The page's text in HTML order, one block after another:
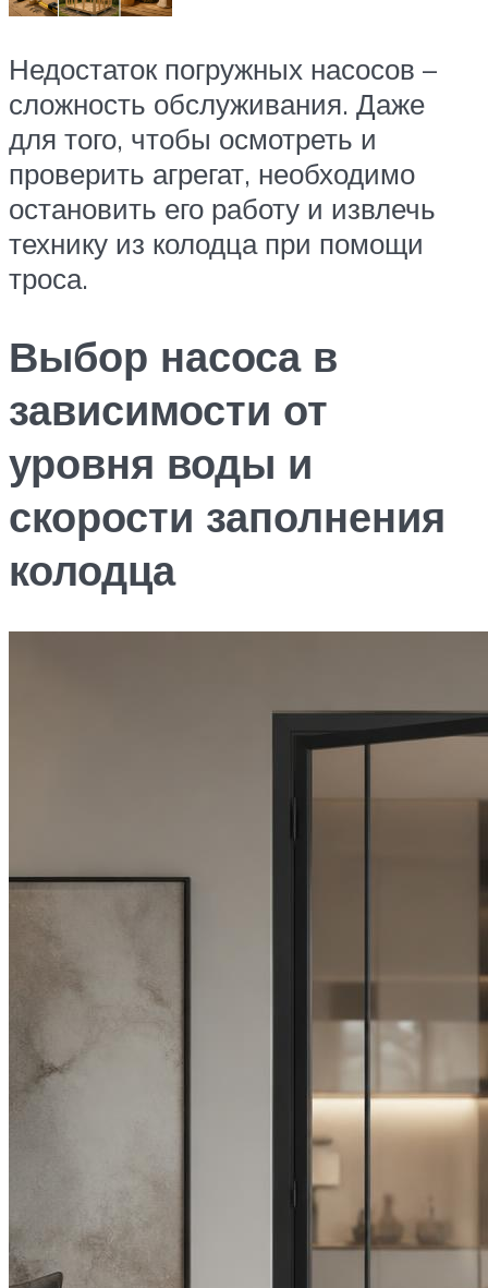
Недостаток погружных насосов –
сложность обслуживания. Даже
для того, чтобы осмотреть и
проверить агрегат, необходимо
остановить его работу и извлечь
технику из колодца при помощи
троса.
Выбор насоса в
зависимости от
уровня воды и
скорости заполнения
колодца